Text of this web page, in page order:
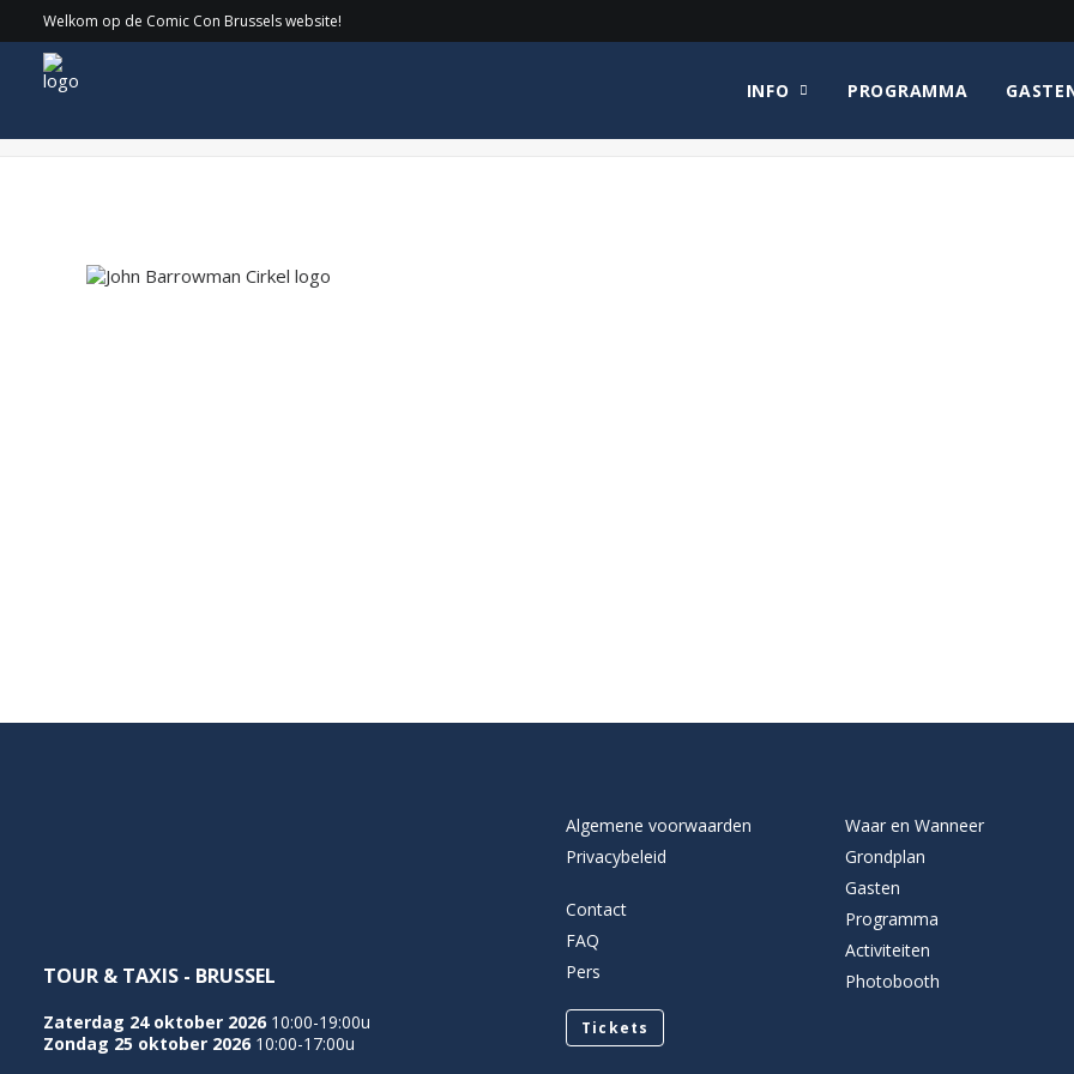
Welkom op de Comic Con Brussels website!
INFO PROGRAMMA
John Barrowman Cirkel logo
TOUR & TAXIS - BRUSSEL
Zaterdag 24 oktober 2026 10:00-19:00u
Zondag 25 oktober 2026 10:00-17:00u
Algemene voorwaarden
Privacybeleid
Contact
FAQ
Pers
Tickets
Waar en Wanneer
Grondplan
Gasten
Programma
Activiteiten
Photobooth